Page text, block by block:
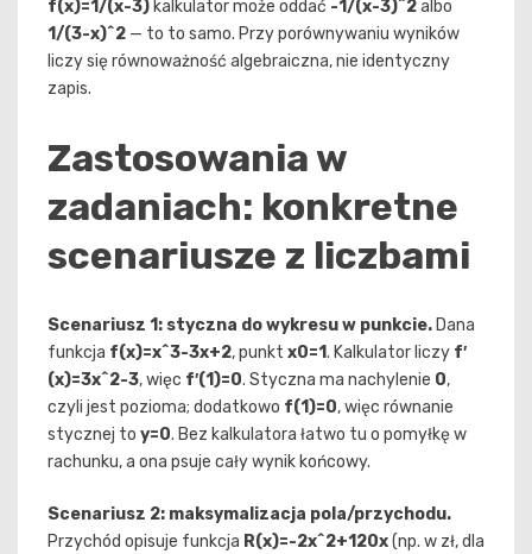
f(x)=1/(x-3) kalkulator może oddać -1/(x-3)^2albo
1/(3-x)^2 — to to samo. Przy porównywaniu wyników
liczy się równoważność algebraiczna, nie identyczny
zapis.
Zastosowania w
zadaniach: konkretne
scenariusze z liczbami
Scenariusz 1: styczna do wykresu w punkcie. Dana
funkcja f(x)=x^3-3x+2, punkt x0=1. Kalkulator liczy f′
(x)=3x^2-3, więc f′(1)=0. Styczna ma nachylenie 0,
czyli jest pozioma; dodatkowo f(1)=0, więc równanie
stycznej to y=0. Bez kalkulatora łatwo tu o pomyłkę w
rachunku, a ona psuje cały wynik końcowy.
Scenariusz 2: maksymalizacja pola/przychodu.
Przychód opisuje funkcja R(x)=-2x^2+120x(np. w zł, dla